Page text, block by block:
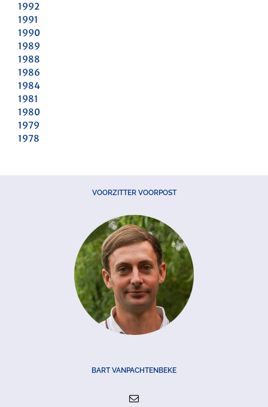
1992
1991
1990
1989
1988
1986
1984
1981
1980
1979
1978
VOORZITTER VOORPOST
BART VANPACHTENBEKE